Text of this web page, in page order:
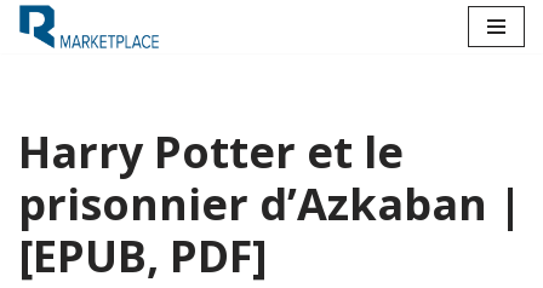
Harry Potter et le
prisonnier d’Azkaban |
[EPUB, PDF]